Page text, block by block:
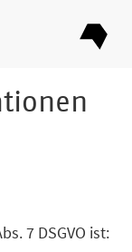
7 DSGVO ist: